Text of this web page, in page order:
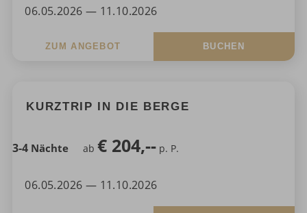
06.05.2026 — 11.10.2026
ZUM ANGEBOT BUCHEN
KURZTRIP IN DIE BERGE
3-4 Nächte ab€ 204,-- p. P.
06.05.2026 — 11.10.2026